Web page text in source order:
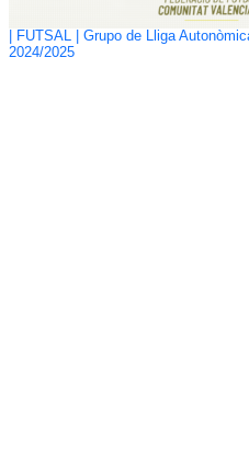
| FUTSAL | Grupo de Lliga
2024/2025